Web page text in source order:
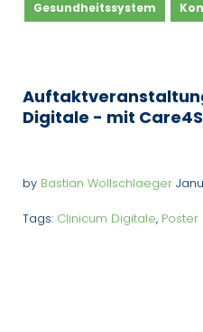
Gesundheitssystem
Digitale - mit
by Bastian Wollschlaeger
Tags: Clinicum Digitale, Poster